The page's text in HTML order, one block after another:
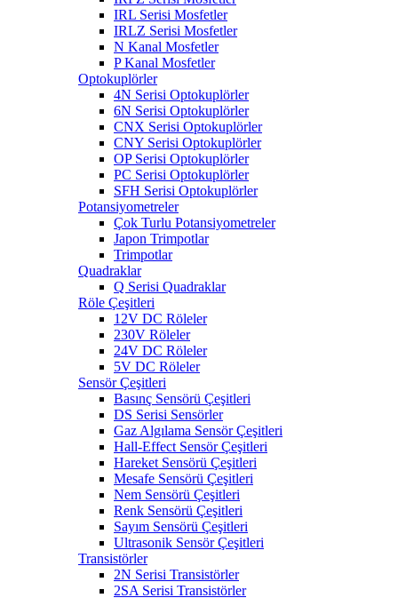
IRL Serisi Mosfetler
IRLZ Serisi Mosfetler
N Kanal Mosfetler
P Kanal Mosfetler
Optokuplörler
4N Serisi Optokuplörler
6N Serisi Optokuplörler
CNX Serisi Optokuplörler
CNY Serisi Optokuplörler
OP Serisi Optokuplörler
PC Serisi Optokuplörler
SFH Serisi Optokuplörler
Potansiyometreler
Çok Turlu Potansiyometreler
Japon Trimpotlar
Trimpotlar
Quadraklar
Q Serisi Quadraklar
Röle Çeşitleri
12V DC Röleler
230V Röleler
24V DC Röleler
5V DC Röleler
Sensör Çeşitleri
Basınç Sensörü Çeşitleri
DS Serisi Sensörler
Gaz Algılama Sensör Çeşitleri
Hall-Effect Sensör Çeşitleri
Hareket Sensörü Çeşitleri
Mesafe Sensörü Çeşitleri
Nem Sensörü Çeşitleri
Renk Sensörü Çeşitleri
Sayım Sensörü Çeşitleri
Ultrasonik Sensör Çeşitleri
Transistörler
2N Serisi Transistörler
2SA Serisi Transistörler